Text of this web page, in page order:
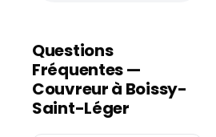
Questions
Fréquentes —
Couvreur à Boissy-
Saint-Léger